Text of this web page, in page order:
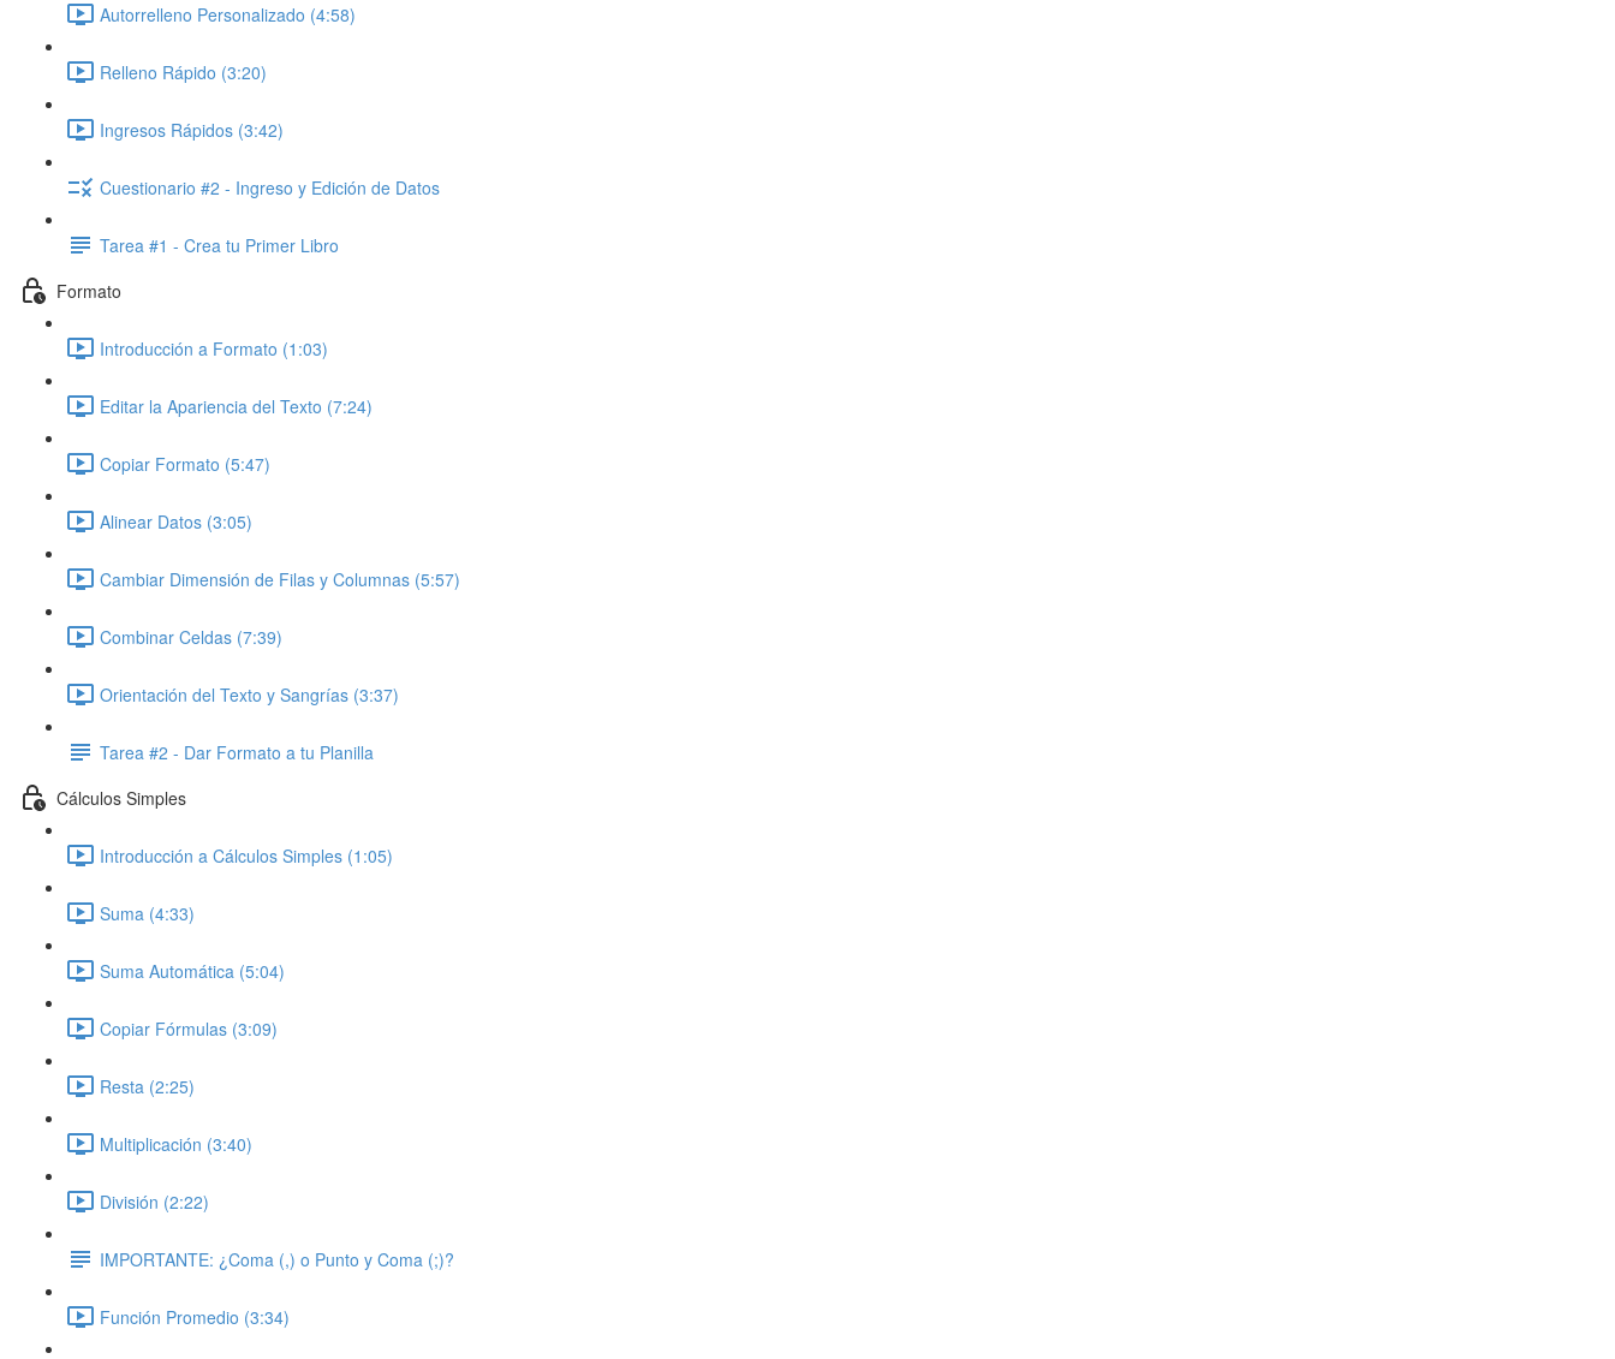
Autorrelleno Personalizado (4:58)
Relleno Rápido (3:20)
Ingresos Rápidos (3:42)
Cuestionario #2 - Ingreso y Edición de Datos
Tarea #1 - Crea tu Primer Libro
Formato
Introducción a Formato (1:03)
Editar la Apariencia del Texto (7:24)
Copiar Formato (5:47)
Alinear Datos (3:05)
Cambiar Dimensión de Filas y Columnas (5:57)
Combinar Celdas (7:39)
Orientación del Texto y Sangrías (3:37)
Tarea #2 - Dar Formato a tu Planilla
Cálculos Simples
Introducción a Cálculos Simples (1:05)
Suma (4:33)
Suma Automática (5:04)
Copiar Fórmulas (3:09)
Resta (2:25)
Multiplicación (3:40)
División (2:22)
IMPORTANTE: ¿Coma (,) o Punto y Coma (;)?
Función Promedio (3:34)